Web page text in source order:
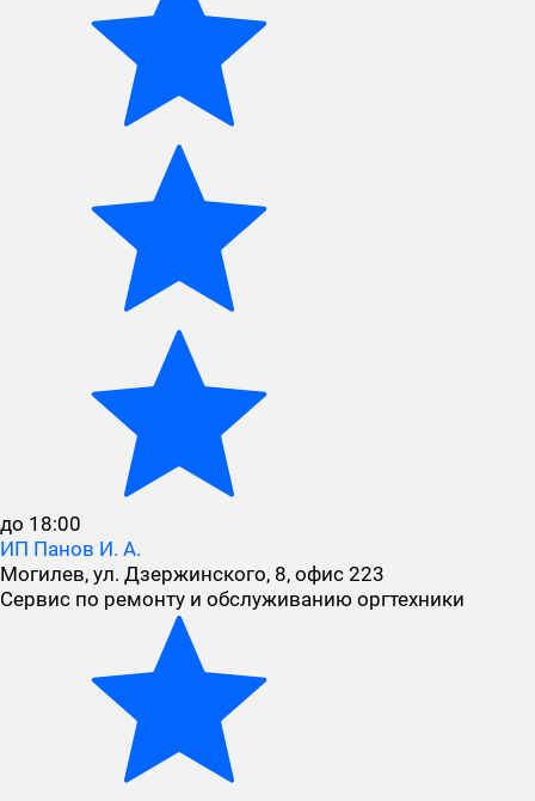
до 18:00
ИП Панов И. А.
Могилев, ул. Дзержинского, 8, офис 223
Сервис по ремонту и обслуживанию оргтехники